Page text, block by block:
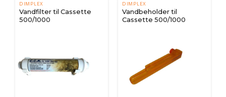
DIMPLEX
Vandfilter til Cassette
500/1000
DIMPLEX
Vandbeholder til
Cassette 500/1000